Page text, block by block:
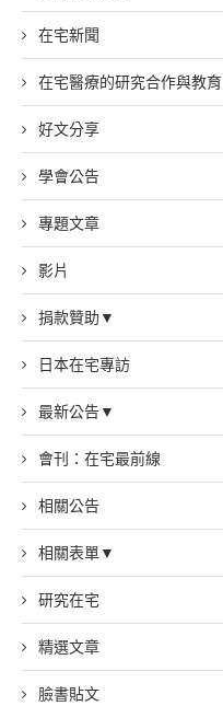
在宅新聞
在宅醫療的研究合作與教育
好文分享
學會公告
專題文章
影片
捐款贊助▼
日本在宅專訪
最新公告▼
會刊：在宅最前線
相關公告
相關表單▼
研究在宅
精選文章
臉書貼文